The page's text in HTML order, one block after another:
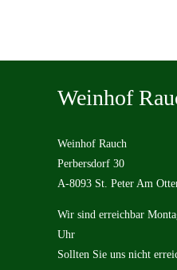
Weinhof
Weinhof Rauch
Perbersdorf 30
A-8093 St. Peter Am
Wir sind erreichbar
Uhr
Sollten Sie uns nicht